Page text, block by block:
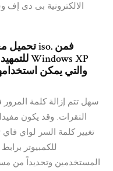
الالكترونية بى دى إف
النقرات. وقد يكون